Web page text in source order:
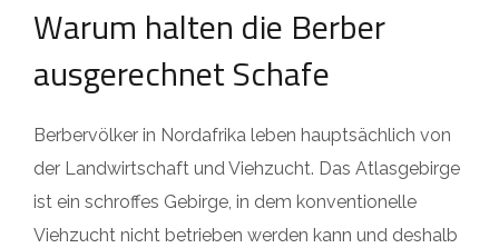
Warum halten die Berber
ausgerechnet Schafe
Berbervölker in Nordafrika leben hauptsächlich von
der Landwirtschaft und Viehzucht. Das Atlasgebirge
ist ein schroffes Gebirge, in dem konventionelle
Viehzucht nicht betrieben werden kann und deshalb